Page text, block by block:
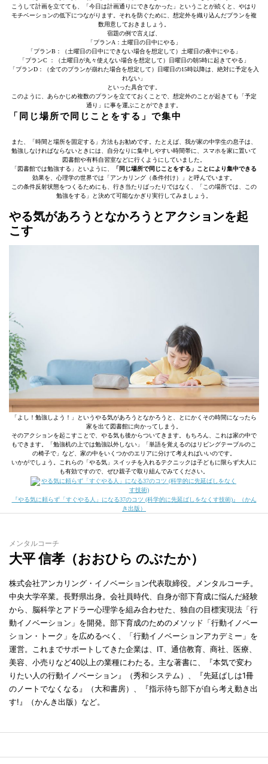
こうして計画を立てても、「今日は計画通りにできなかった」ということが続くと、やはり
モチベーションの低下につながります。それを防ぐために、想定外を織り込んだプランを複
数用意しておきましょう。
宿題の例で言えば、
「プランA：土曜日の日中にやる」
「プランB：（土曜日の日中にできない場合を想定して）土曜日の夜中にやる」
「プランC ：（土曜日が丸々使えない場合を想定して）日曜日の朝5時に起きてやる」
「プランD：（全てのプランが崩れた場合を想定して）日曜日の15時以降は、絶対に予定を入
れない」
といった具合です。
このように、あらかじめ複数のプランを立てておくことで、想定外のことが起きても「予定
通り」に事を運ぶことができます。
「同じ場所で同じことをする」で集中
また、「時間と場所を固定する」方法もお勧めです。たとえば、我が家の中学生の息子は、
勉強しなければならないときには、自分なりに集中しやすい時間帯に、スマホを家に置いて
図書館や有料自習室などに行くようにしていました。
「図書館では勉強する」といように、
「同じ場所で同じことをする」ことにより集中できる
効果を、心理学の世界では「アンカリング（条件付け）」と呼んでいます。
この条件反射状態をつくるためにも、行き当たりばったりではなく、「この場所では、この
勉強をする」と決めて可能なかぎり実行してみましょう。
やる気があろうとなかろうとアクションを起
こす
「よし！勉強しよう！」というやる気があろうとなかろうと、とにかくその時間になったら
家を出て図書館に向かってしまう。
そのアクションを起こすことで、やる気も後からついてきます。もちろん、これは家の中で
もできます。「勉強机の上では勉強以外しない」「単語を覚えるのはリビングテーブルのこ
の椅子で」など、家の中をいくつかのエリアに分けて考えればいいのです。
いかがでしょう。これらの「やる気」スイッチを入れるテクニックは子どもに限らず大人に
も有効ですので、ぜひ親子で取り組んでみてください。
『やる気に頼らず「すぐやる人」になる37のコツ (科学的に先延ばしをなくす技術)』（かん
き出版）
メンタルコーチ
大平 信孝（おおひら のぶたか）
株式会社アンカリング・イノベーション代表取締役。メンタルコーチ。
中央大学卒業。長野県出身。会社員時代、自身が部下育成に悩んだ経験
から、脳科学とアドラー心理学を組み合わせた、独自の目標実現法「行
動イノベーション」を開発。部下育成のためのメソッド「行動イノベー
ション・トーク」を広めるべく、「行動イノベーションアカデミー」を
運営。これまでサポートしてきた企業は、IT、通信教育、商社、医療、
美容、小売りなど40以上の業種にわたる。主な著書に、『本気で変わ
りたい人の行動イノベーション』（秀和システム）、『先延ばしは1冊
のノートでなくなる』（大和書房）、『指示待ち部下が自ら考え動き出
す!』（かんき出版）など。